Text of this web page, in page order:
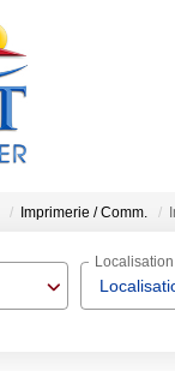
Imprimerie / Comm.
Localisation